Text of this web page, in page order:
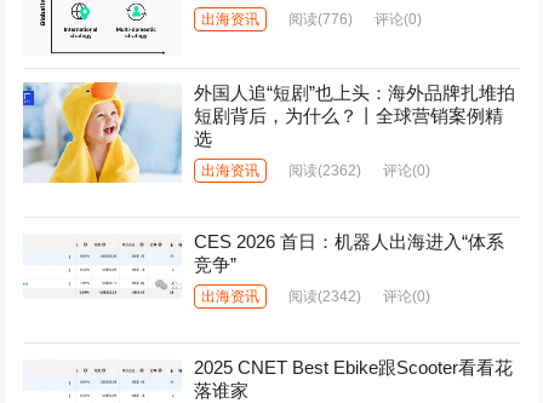
出海资讯 阅读(776) 评论(0)
外国人追“短剧”也上头：海外品牌扎堆拍
短剧背后，为什么？丨全球营销案例精
选
出海资讯 阅读(2362) 评论(0)
CES 2026 首日：机器人出海进入“体系
竞争”
出海资讯 阅读(2342) 评论(0)
2025 CNET Best Ebike跟Scooter看看花
落谁家